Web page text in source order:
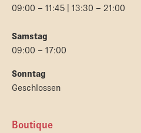
09:00 – 11:45 | 13:30 – 21:00
Samstag
09:00 – 17:00
Sonntag
Geschlossen
Boutique